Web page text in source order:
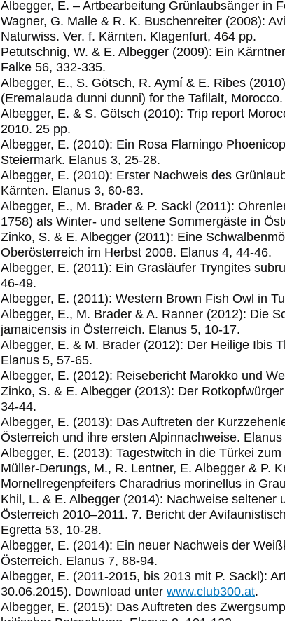
Albegger, E. – Artbearbeitung Grünlaubsänger in
Wagner, G. Malle & R. K. Buschenreiter (2008):
Naturwiss. Ver. f. Kärnten. Klagenfurt, 464 pp.
Petutschnig, W. & E. Albegger (2009): Ein
Falke 56, 332-335.
Albegger, E., S. Götsch, R. Aymí & E. Ribes
(Eremalauda dunni dunni) for the Tafilalt, Morocco.
Albegger, E. & S. Götsch (2010): Trip report
2010. 25 pp.
Albegger, E. (2010): Ein Rosa Flamingo
Steiermark. Elanus 3, 25-28.
Albegger, E. (2010): Erster Nachweis des
Kärnten. Elanus 3, 60-63.
Albegger, E., M. Brader & P. Sackl (2011):
1758) als Winter- und seltene Sommergäste in
Zinko, S. & E. Albegger (2011): Eine
Oberösterreich im Herbst 2008. Elanus 4, 44-46.
Albegger, E. (2011): Ein Grasläufer Tryngites
46-49.
Albegger, E. (2011): Western Brown Fish Owl in
Albegger, E., M. Brader & A. Ranner (2012): Die
jamaicensis in Österreich. Elanus 5, 10-17.
Albegger, E. & M. Brader (2012): Der Heilige Ibis
Elanus 5, 57-65.
Albegger, E. (2012): Reisebericht Marokko und
Zinko, S. & E. Albegger (2013): Der
34-44.
Albegger, E. (2013): Das Auftreten der
Österreich und ihre ersten Alpinnachweise.
Albegger, E. (2013): Tagestwitch in die Türkei
Müller-Derungs, M., R. Lentner, E. Albegger & P.
Mornellregenpfeifers Charadrius morinellus in
Khil, L. & E. Albegger (2014): Nachweise seltener
Österreich 2010–2011. 7. Bericht der
Egretta 53, 10-28.
Albegger, E. (2014): Ein neuer Nachweis der
Österreich. Elanus 7, 88-94.
Albegger, E. (2011-2015, bis 2013 mit P. Sackl):
30.06.2015). Download unter www.club300.at.
Albegger, E. (2015): Das Auftreten des